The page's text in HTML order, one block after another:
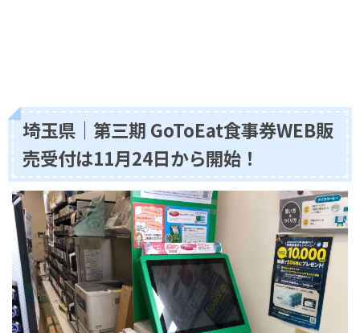
埼玉県｜第三期 GoToEat食事券WEB販
売受付は11月24日から開始！